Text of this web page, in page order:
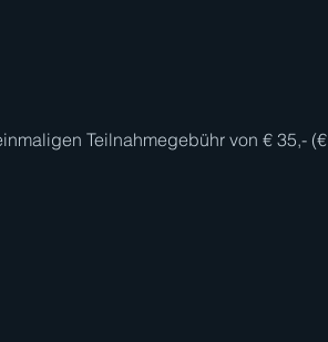
Teilnahmegebühr von € 35,- (€